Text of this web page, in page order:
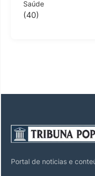
Saúde
(40)
Portal de noticias e